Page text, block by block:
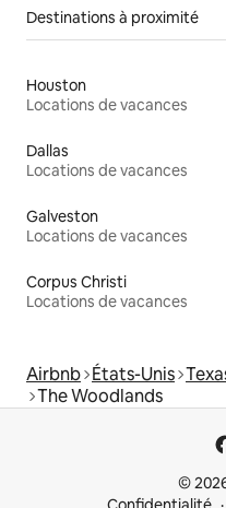
Destinations à proximité
Houston
Locations de vacances
Dallas
Locations de vacances
Galveston
Locations de vacances
Corpus Christi
Locations de vacances
Airbnb États-Unis
The Woodlands
©